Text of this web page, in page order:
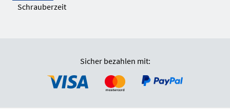
Schrauberzeit
Sicher bezahlen mit: